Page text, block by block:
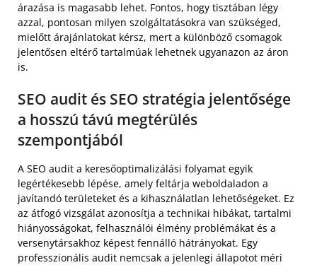
árazása is magasabb lehet. Fontos, hogy tisztában légy
azzal, pontosan milyen szolgáltatásokra van szükséged,
mielőtt árajánlatokat kérsz, mert a különböző csomagok
jelentősen eltérő tartalmúak lehetnek ugyanazon az áron
is.
SEO audit és SEO stratégia jelentősége
a hosszú távú megtérülés
szempontjából
A SEO audit a keresőoptimalizálási folyamat egyik
legértékesebb lépése, amely feltárja weboldaladon a
javítandó területeket és a kihasználatlan lehetőségeket. Ez
az átfogó vizsgálat azonosítja a technikai hibákat, tartalmi
hiányosságokat, felhasználói élmény problémákat és a
versenytársakhoz képest fennálló hátrányokat. Egy
professzionális audit nemcsak a jelenlegi állapotot méri